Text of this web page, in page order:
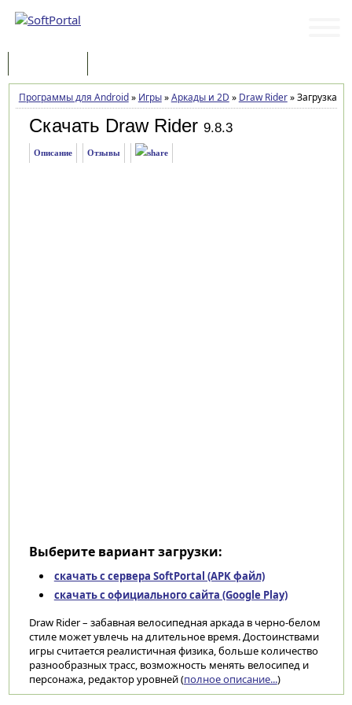
Программы для Android» Игры»Аркады и 2D » Draw Rider»Загрузка
Скачать Draw Rider 9.8.3
Описание Отзывы
Выберите вариант загрузки:
скачать с сервера SoftPortal (APK файл)
скачать с официального сайта (Google Play)
Draw Rider – забавная велосипедная аркада в черно-белом
стиле может увлечь на длительное время. Достоинствами
игры считается реалистичная физика, больше количество
разнообразных трасс, возможность менять велосипед и
персонажа, редактор уровней (полное описание...)